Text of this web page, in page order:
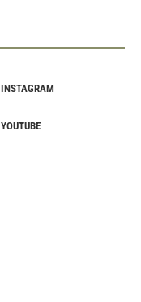
INSTAGRAM
YOUTUBE